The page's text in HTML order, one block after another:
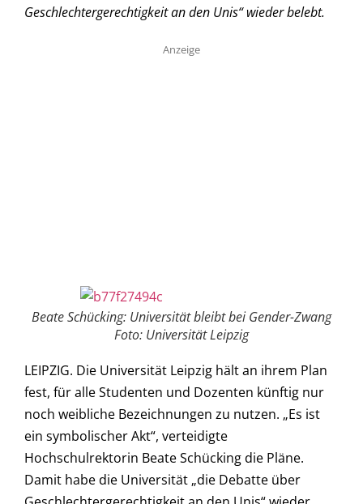
Geschlechtergerechtigkeit an den Unis“ wieder belebt.
Anzeige
Beate Schücking: Universität bleibt bei Gender-Zwang
Foto: Universität Leipzig
LEIPZIG. Die Universität Leipzig hält an ihrem Plan
fest, für alle Studenten und Dozenten künftig nur
noch weibliche Bezeichnungen zu nutzen. „Es ist
ein symbolischer Akt“, verteidigte
Hochschulrektorin Beate Schücking die Pläne.
Damit habe die Universität „die Debatte über